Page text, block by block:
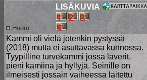
Huom:
LISÄKUVIA
Kammi oli vielä jotenkin pystyssä
(2018) mutta ei asuttavassa kunnossa.
Tyypilline turvekammi jossa laverit,
pieni kamiina ja hyllyjä. Seinille on
ilmeisesti jossain vaiheessa laitettu